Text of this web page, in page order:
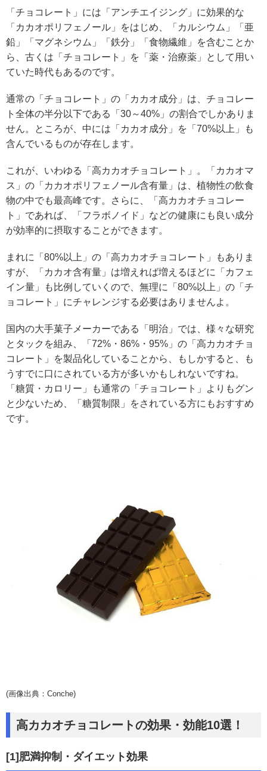
「チョコレート」には「アンチエイジング」に効果的な
「カカオポリフェノール」をはじめ、「カルシウム」「亜
鉛」「マグネシウム」「鉄分」「食物繊維」を含むことか
ら、古くは「チョコレート」を「薬・治療薬」として用い
ていた時代もあるのです。
通常の「チョコレート」の「カカオ成分」は、チョコレー
ト全体の半分以下である「30～40%」の割合でしかありま
せん。ところが、中には「カカオ成分」を「70%以上」も
含んでいるものが存在します。
これが、いわゆる「高カカオチョコレート」。「カカオマ
ス」の「カカオポリフェノール含有量」は、植物性の飲食
物の中でも最高峰です。さらに、「高カカオチョコレー
ト」であれば、「フラボノイド」などの健康にも良い成分
が効率的に摂取することができます。
まれに「80%以上」の「高カカオチョコレート」もありま
すが、「カカオ含有量」は増えれば増えるほどに「カフェ
イン量」も比例していくので、無理に「80%以上」の「チ
ョコレート」にチャレンジする必要はありませんよ。
国内の大手菓子メーカーである「明治」では、様々な研究
とタックを組み、「72%・86%・95%」の「高カカオチョ
コレート」を製品化していることから、もしかすると、も
うすでに口にされている方が多いかもしれないですね。
「糖質・カロリー」も通常の「チョコレート」よりもグン
と少ないため、「糖質制限」をされている方にもおすすめ
です。
(画像出典：Conche)
高カカオチョコレートの効果・効能10選！
[1]肥満抑制・ダイエット効果